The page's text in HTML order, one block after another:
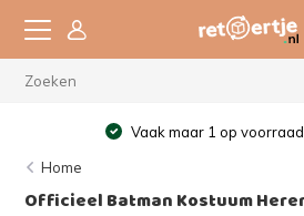
Vaak maar 1 op
Home
Officieel Batman Kostuum